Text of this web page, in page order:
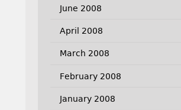
June 2008
April 2008
March 2008
February 2008
January 2008